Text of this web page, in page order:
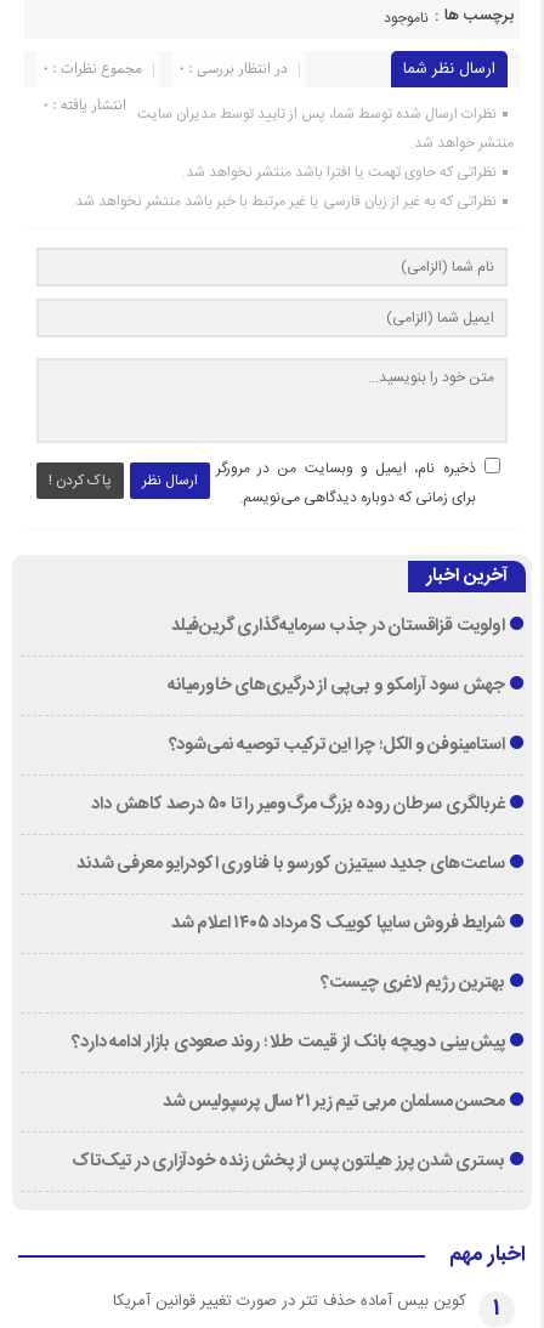
برچسب ها : ناموجود
ارسال نظر شما مجموع نظرات : 0
در انتظار بررسی : 0
انتشار یافته : 0 نظرات ارسال شده توسط شما، پس از تایید توسط مدیران سایت
منتشر خواهد شد.
نظراتی که حاوی تهمت یا افترا باشد منتشر نخواهد شد.
نظراتی که به غیر از زبان فارسی یا غیر مرتبط با خبر باشد منتشر نخواهد شد.
ارسال نظر پاک کردن !
ذخیره نام، ایمیل و وبسایت من در مرورگر
برای زمانی که دوباره دیدگاهی می‌نویسم.
آخرین اخبار
اولویت قزاقستان در جذب سرمایه‌گذاری گرین‌فیلد
جهش سود آرامکو و بی‌پی از درگیری‌های خاورمیانه
استامینوفن و الکل؛ چرا این ترکیب توصیه نمی‌شود؟
غربالگری سرطان روده بزرگ مرگ‌ومیر را تا ۵۰ درصد کاهش داد
ساعت‌های جدید سیتیزن کورسو با فناوری اکودرایو معرفی شدند
شرایط فروش سایپا کوییک S مرداد ۱۴۰۵ اعلام شد
بهترین رژیم لاغری چیست؟
پیش‌بینی دویچه‌ بانک از قیمت طلا ؛ روند صعودی بازار ادامه دارد؟
محسن مسلمان مربی تیم زیر ۲۱ سال پرسپولیس شد
بستری شدن پرز هیلتون پس از پخش زنده خودآزاری در تیک‌تاک
اخبار مهم
1 کوین بیس آماده حذف تتر در صورت تغییر قوانین آمریکا